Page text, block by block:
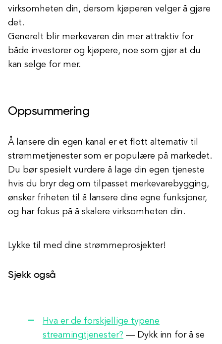
virksomheten din, dersom kjøperen velger å gjøre
det.
Generelt blir merkevaren din mer attraktiv for
både investorer og kjøpere, noe som gjør at du
kan selge for mer.
Oppsummering
Å lansere din egen kanal er et flott alternativ til
strømmetjenester som er populære på markedet.
Du bør spesielt vurdere å lage din egen tjeneste
hvis du bryr deg om tilpasset merkevarebygging,
ønsker friheten til å lansere dine egne funksjoner,
og har fokus på å skalere virksomheten din.
Lykke til med dine strømmeprosjekter!
Sjekk også
Hva er de forskjellige typene
streamingtjenester? — Dykk inn for å se